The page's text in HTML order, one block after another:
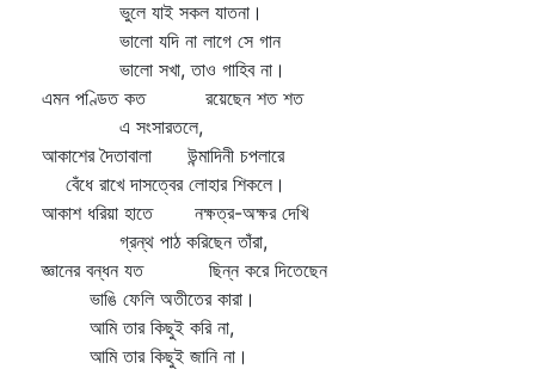
ভুলে যাই সকল যাতনা।
ভালো যদি না লাগে সে গান
ভালো সখা, তাও গাহিব না।
এমন পণ্ডিত কত রয়েছেন শত শত
এ সংসারতলে,
আকাশের দৈতাবালা উন্মাদিনী চপলারে
বেঁধে রাখে দাসত্বের লোহার শিকলে।
আকাশ ধরিয়া হাতে নক্ষত্র-অক্ষর দেখি
গ্রন্থ পাঠ করিছেন তাঁরা,
জ্ঞানের বন্ধন যত ছিন্ন করে দিতেছেন
ভাঙি ফেলি অতীতের কারা।
আমি তার কিছুই করি না,
আমি তার কিছুই জানি না।